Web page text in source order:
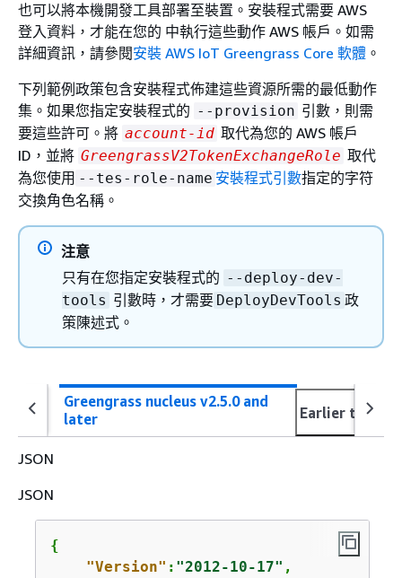
也可以將本機開發工具部署至裝置。安裝程式需要 AWS
登入資料，才能在您的 中執行這些動作 AWS 帳戶。如需
詳細資訊，請參閱安裝 AWS IoT Greengrass Core 軟體 。
下列範例政策包含安裝程式佈建這些資源所需的最低動作
集。如果您指定安裝程式的 --provision 引數，則需
要這些許可。將 account-id 取代為您的 AWS 帳戶
ID，並將 GreengrassV2TokenExchangeRole 取代
為您使用 --tes-role-name 安裝程式引數指定的字符
交換角色名稱。
注意
只有在您指定安裝程式的 --deploy-dev-
tools 引數時，才需要 DeployDevTools 政
策陳述式。
Greengrass nucleus v2.5.0 and
later
Earlier than
JSON
JSON
{
"Version" : "2012-10-17" ,